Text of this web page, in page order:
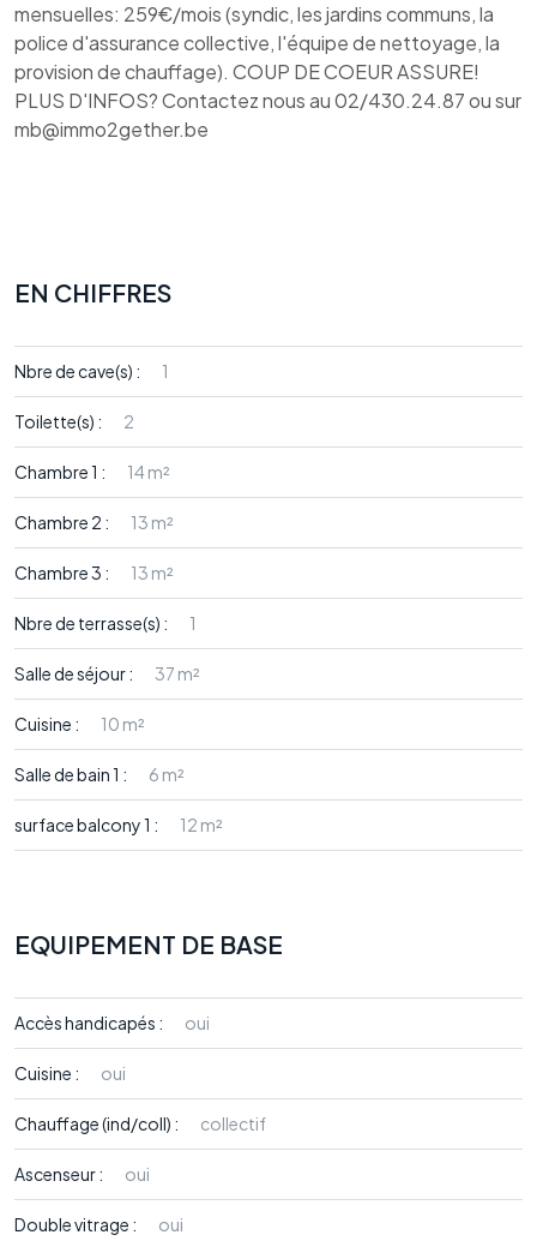
mensuelles: 259€/mois (syndic, les jardins communs, la
police d'assurance collective, l'équipe de nettoyage, la
provision de chauffage). COUP DE COEUR ASSURE!
PLUS D'INFOS? Contactez nous au 02/430.24.87 ou sur
mb@immo2gether.be
EN CHIFFRES
Nbre de cave(s) : 1
Toilette(s) : 2
Chambre 1 : 14 m²
Chambre 2 : 13 m²
Chambre 3 : 13 m²
Nbre de terrasse(s) : 1
Salle de séjour : 37 m²
Cuisine : 10 m²
Salle de bain 1 : 6 m²
surface balcony 1 : 12 m²
EQUIPEMENT DE BASE
Accès handicapés : oui
Cuisine : oui
Chauffage (ind/coll) : collectif
Ascenseur : oui
Double vitrage : oui